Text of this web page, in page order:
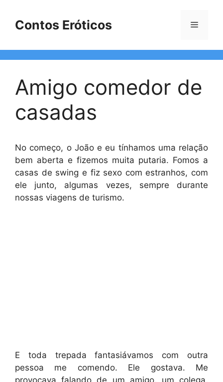
Contos Eróticos Menu
Amigo comedor de
casadas
No começo, o João e eu tínhamos uma relação
bem aberta e fizemos muita putaria. Fomos a
casas de swing e fiz sexo com estranhos, com
ele junto, algumas vezes, sempre durante
nossas viagens de turismo.
E toda trepada fantasiávamos com outra
pessoa me comendo. Ele gostava. Me
provocava falando de um amigo, um colega,